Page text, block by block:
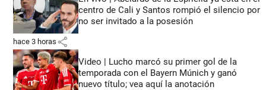
centro de Cali y Santos rompió el silencio por
no ser invitado a la posesión
hace 3 horas share
Video | Lucho marcó su primer gol de la
temporada con el Bayern Múnich y ganó
nuevo título; vea aquí la anotación